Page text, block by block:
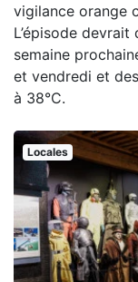
vigilance orange
L’épisode devrait
semaine
et vendredi et
à 38°C.
Locales